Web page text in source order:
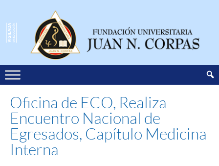
Oficina de ECO, Realiza
Encuentro Nacional de
Egresados, Capítulo Medicina
Interna